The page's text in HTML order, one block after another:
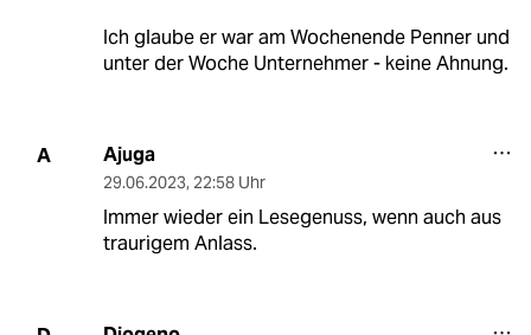
Ich glaube er war am Wochenende Penner und
unter der Woche Unternehmer - keine Ahnung.
A Ajuga
29.06.2023, 22:58 Uhr
Immer wieder ein Lesegenuss, wenn auch aus
traurigem Anlass.